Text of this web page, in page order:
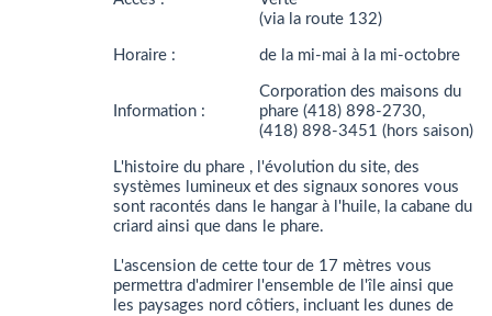
(via la route 132)
Horaire : de la mi-mai à la mi-octobre
Information :
Corporation des maisons du
phare (418) 898-2730,
(418) 898-3451 (hors saison)
L'histoire du phare , l'évolution du site, des
systèmes lumineux et des signaux sonores vous
sont racontés dans le hangar à l'huile, la cabane du
criard ainsi que dans le phare.
L'ascension de cette tour de 17 mètres vous
permettra d'admirer l'ensemble de l'île ainsi que
les paysages nord côtiers, incluant les dunes de